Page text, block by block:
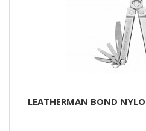
LEATHERMAN BOND